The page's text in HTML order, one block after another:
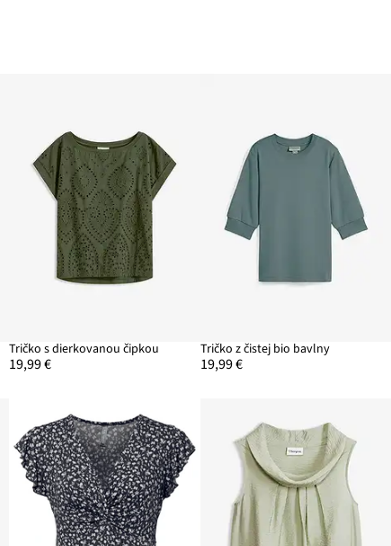
Tričko s dierkovanou čipkou
19,99 €
Tričko z čistej bio bavlny
19,99 €